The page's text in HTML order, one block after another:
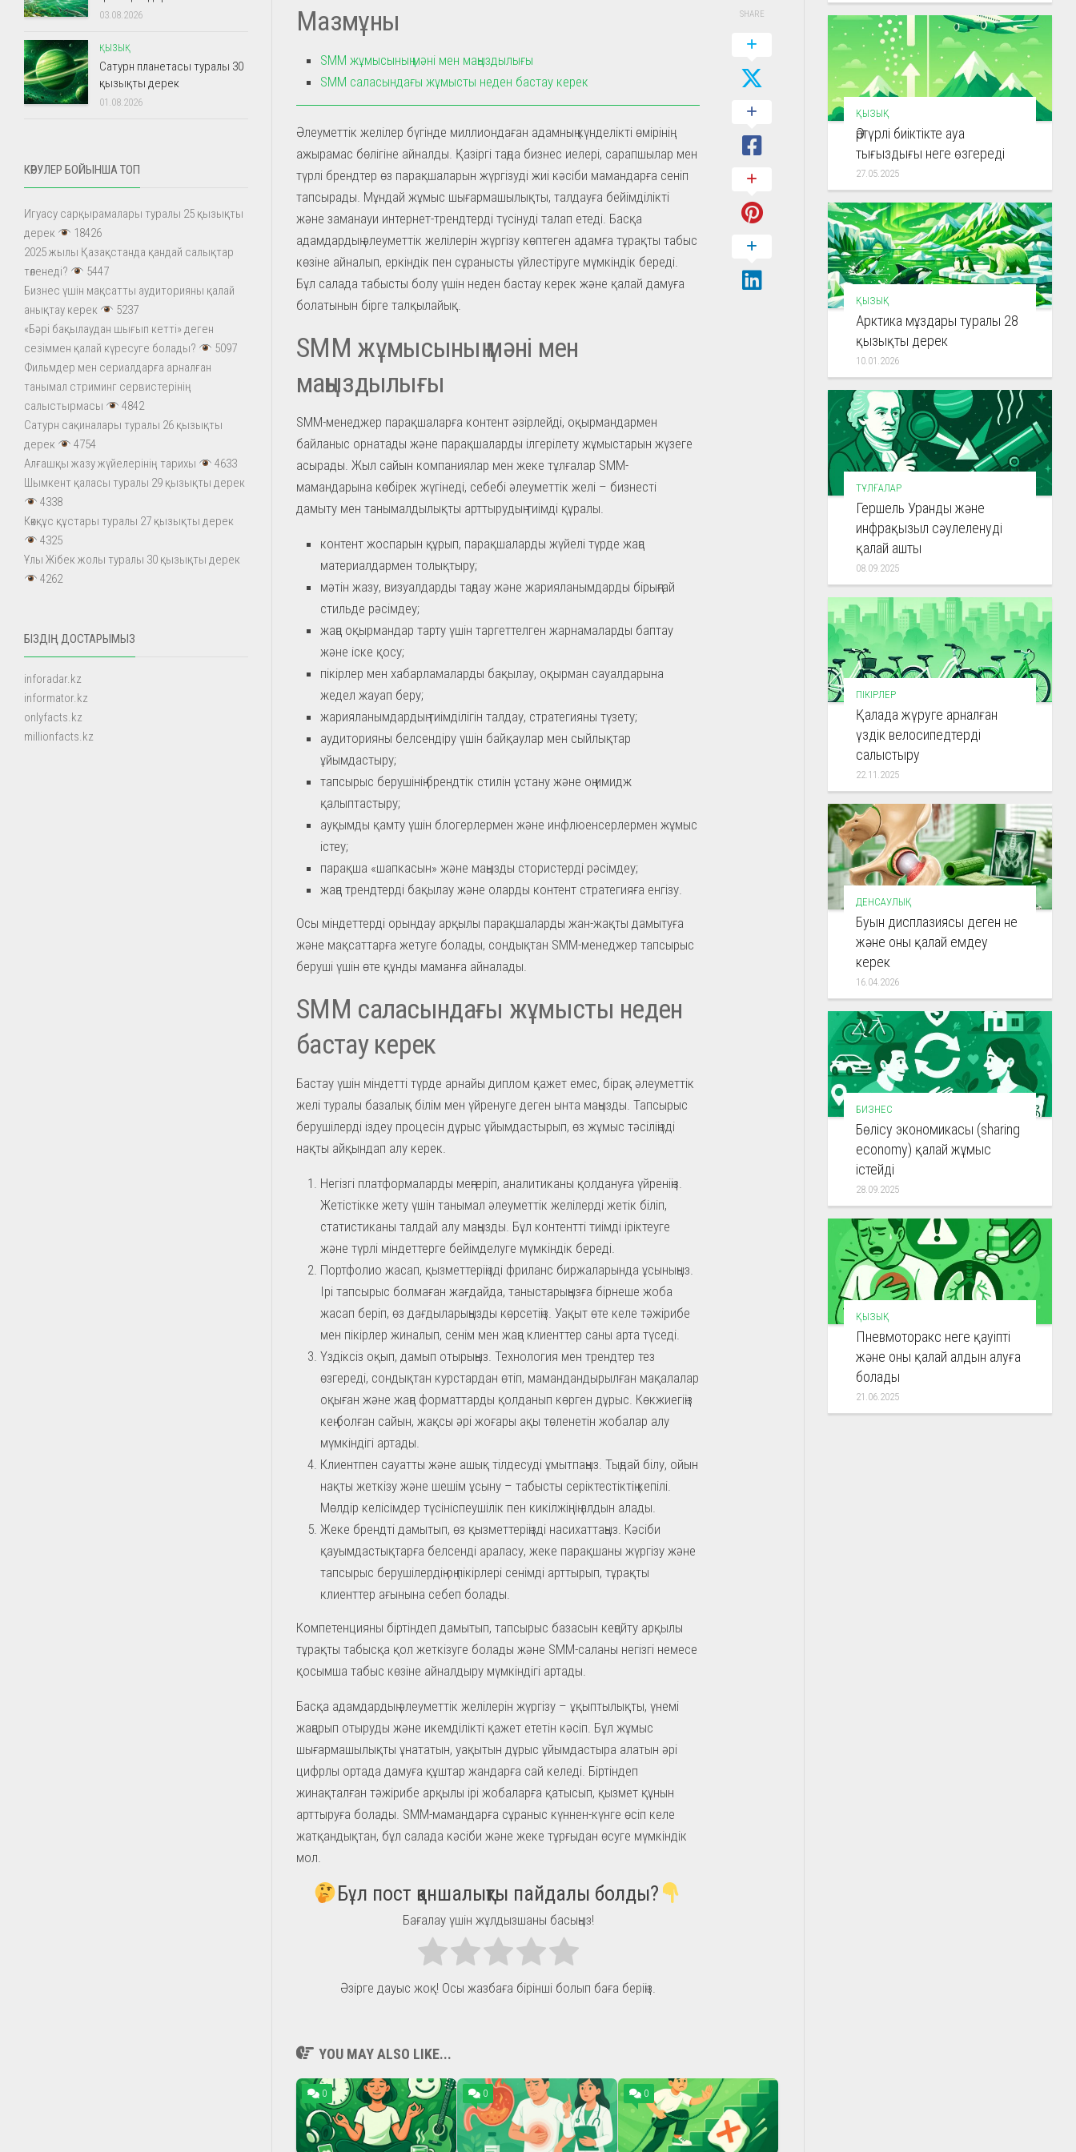
Мазмұны
SMM жұмысының мәні мен маңыздылығы
SMM саласындағы жұмысты неден бастау керек
Әлеуметтік желілер бүгінде миллиондаған адамның күнделікті өмірінің
ажырамас бөлігіне айналды. Қазіргі таңда бизнес иелері, сарапшылар мен
түрлі брендтер өз парақшаларын жүргізуді жиі кәсіби мамандарға сеніп
тапсырады. Мұндай жұмыс шығармашылықты, талдауға бейімділікті
және заманауи интернет-трендтерді түсінуді талап етеді. Басқа
адамдардың әлеуметтік желілерін жүргізу көптеген адамға тұрақты табыс
көзіне айналып, еркіндік пен сұранысты үйлестіруге мүмкіндік береді.
Бұл салада табысты болу үшін неден бастау керек және қалай дамуға
болатынын бірге талқылайық.
SMM жұмысының мәні мен
маңыздылығы
SMM-менеджер парақшаларға контент әзірлейді, оқырмандармен
байланыс орнатады және парақшаларды ілгерілету жұмыстарын жүзеге
асырады. Жыл сайын компаниялар мен жеке тұлғалар SMM-
мамандарына көбірек жүгінеді, себебі әлеуметтік желі – бизнесті
дамыту мен танымалдылықты арттырудың тиімді құралы.
контент жоспарын құрып, парақшаларды жүйелі түрде жаңа
материалдармен толықтыру;
мәтін жазу, визуалдарды таңдау және жарияланымдарды бірыңғай
стильде рәсімдеу;
жаңа оқырмандар тарту үшін таргеттелген жарнамаларды баптау
және іске қосу;
пікірлер мен хабарламаларды бақылау, оқырман сауалдарына
жедел жауап беру;
жарияланымдардың тиімділігін талдау, стратегияны түзету;
аудиторияны белсендіру үшін байқаулар мен сыйлықтар
ұйымдастыру;
тапсырыс берушінің брендтік стилін ұстану және оң имидж
қалыптастыру;
ауқымды қамту үшін блогерлермен және инфлюенсерлермен жұмыс
істеу;
парақша «шапкасын» және маңызды стористерді рәсімдеу;
жаңа трендтерді бақылау және оларды контент стратегияға енгізу.
Осы міндеттерді орындау арқылы парақшаларды жан-жақты дамытуға
және мақсаттарға жетуге болады, сондықтан SMM-менеджер тапсырыс
беруші үшін өте құнды маманға айналады.
SMM саласындағы жұмысты неден
бастау керек
Бастау үшін міндетті түрде арнайы диплом қажет емес, бірақ әлеуметтік
желі туралы базалық білім мен үйренуге деген ынта маңызды. Тапсырыс
берушілерді іздеу процесін дұрыс ұйымдастырып, өз жұмыс тәсіліңізді
нақты айқындап алу керек.
Негізгі платформаларды меңгеріп, аналитиканы қолдануға үйреніңіз.
Жетістікке жету үшін танымал әлеуметтік желілерді жетік біліп,
статистиканы талдай алу маңызды. Бұл контентті тиімді іріктеуге
және түрлі міндеттерге бейімделуге мүмкіндік береді.
Портфолио жасап, қызметтеріңізді фриланс биржаларында ұсыныңыз.
Ірі тапсырыс болмаған жағдайда, таныстарыңызға бірнеше жоба
жасап беріп, өз дағдыларыңызды көрсетіңіз. Уақыт өте келе тәжірибе
мен пікірлер жиналып, сенім мен жаңа клиенттер саны арта түседі.
Үздіксіз оқып, дамып отырыңыз. Технология мен трендтер тез
өзгереді, сондықтан курстардан өтіп, мамандандырылған мақалалар
оқыған және жаңа форматтарды қолданып көрген дұрыс. Көкжиегіңіз
кең болған сайын, жақсы әрі жоғары ақы төленетін жобалар алу
мүмкіндігі артады.
Клиентпен сауатты және ашық тілдесуді ұмытпаңыз. Тыңдай білу, ойын
нақты жеткізу және шешім ұсыну – табысты серіктестіктің кепілі.
Мөлдір келісімдер түсініспеушілік пен кикілжіңнің алдын алады.
Жеке брендті дамытып, өз қызметтеріңізді насихаттаңыз. Кәсіби
қауымдастықтарға белсенді араласу, жеке парақшаны жүргізу және
тапсырыс берушілердің оң пікірлері сенімді арттырып, тұрақты
клиенттер ағынына себеп болады.
Компетенцияны біртіндеп дамытып, тапсырыс базасын кеңейту арқылы
тұрақты табысқа қол жеткізуге болады және SMM-саланы негізгі немесе
қосымша табыс көзіне айналдыру мүмкіндігі артады.
Басқа адамдардың әлеуметтік желілерін жүргізу – ұқыптылықты, үнемі
жаңарып отыруды және икемділікті қажет ететін кәсіп. Бұл жұмыс
шығармашылықты ұнататын, уақытын дұрыс ұйымдастыра алатын әрі
цифрлы ортада дамуға құштар жандарға сай келеді. Біртіндеп
жинақталған тәжірибе арқылы ірі жобаларға қатысып, қызмет құнын
арттыруға болады. SMM-мамандарға сұраныс күннен-күнге өсіп келе
жатқандықтан, бұл салада кәсіби және жеке тұрғыдан өсуге мүмкіндік
мол.
Бұл пост қаншалықты пайдалы болды?
Бағалау үшін жұлдызшаны басыңыз!
Әзірге дауыс жоқ! Осы жазбаға бірінші болып баға беріңіз.
SHARE
YOU MAY ALSO LIKE...
0 0 0
03.08.2026
ҚЫЗЫҚ
Сатурн планетасы туралы 30
қызықты дерек
01.08.2026
КӨРУЛЕР БОЙЫНША ТОП
Игуасу сарқырамалары туралы 25 қызықты
дерек
18426
2025 жылы Қазақстанда қандай салықтар
төленеді?
5447
Бизнес үшін мақсатты аудиторияны қалай
анықтау керек
5237
«Бәрі бақылаудан шығып кетті» деген
сезіммен қалай күресуге болады?
5097
Фильмдер мен сериалдарға арналған
танымал стриминг сервистерінің
салыстырмасы
4842
Сатурн сақиналары туралы 26 қызықты
дерек
4754
Алғашқы жазу жүйелерінің тарихы
4633
Шымкент қаласы туралы 29 қызықты дерек
4338
Көкқұс құстары туралы 27 қызықты дерек
4325
Ұлы Жібек жолы туралы 30 қызықты дерек
4262
БІЗДІҢ ДОСТАРЫМЫЗ
inforadar.kz
informator.kz
onlyfacts.kz
millionfacts.kz
ҚЫЗЫҚ
Әртүрлі биіктікте ауа
тығыздығы неге өзгереді
27.05.2025
ҚЫЗЫҚ
Арктика мұздары туралы 28
қызықты дерек
10.01.2026
ТҰЛҒАЛАР
Гершель Уранды және
инфрақызыл сәулеленуді
қалай ашты
08.09.2025
ПІКІРЛЕР
Қалада жүруге арналған
үздік велосипедтерді
салыстыру
22.11.2025
ДЕНСАУЛЫҚ
Буын дисплазиясы деген не
және оны қалай емдеу
керек
16.04.2026
БИЗНЕС
Бөлісу экономикасы (sharing
economy) қалай жұмыс
істейді
28.09.2025
ҚЫЗЫҚ
Пневмоторакс неге қауіпті
және оны қалай алдын алуға
болады
21.06.2025